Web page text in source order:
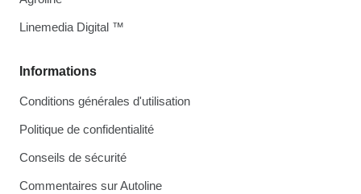
Informations
Conditions générales d'utilisation
Politique de confidentialité
Conseils de sécurité
Commentaires sur Autoline
Linemedia Digital ™